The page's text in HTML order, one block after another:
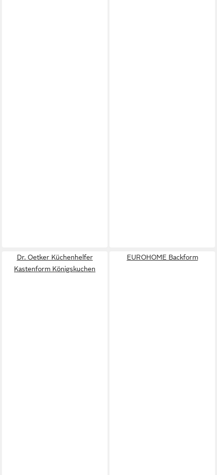
Dr. Oetker Küchenhelfer
Kastenform Königskuchen
EUROHOME Backform